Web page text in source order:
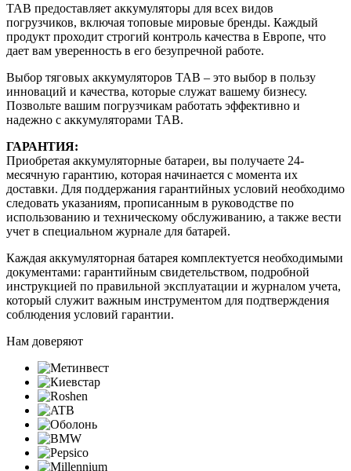
TAB предоставляет аккумуляторы для всех видов
погрузчиков, включая топовые мировые бренды. Каждый
продукт проходит строгий контроль качества в Европе, что
дает вам уверенность в его безупречной работе.
Выбор тяговых аккумуляторов TAB – это выбор в пользу
инноваций и качества, которые служат вашему бизнесу.
Позвольте вашим погрузчикам работать эффективно и
надежно с аккумуляторами TAB.
ГАРАНТИЯ:
Приобретая аккумуляторные батареи, вы получаете 24-
месячную гарантию, которая начинается с момента их
доставки. Для поддержания гарантийных условий необходимо
следовать указаниям, прописанным в руководстве по
использованию и техническому обслуживанию, а также вести
учет в специальном журнале для батарей.
Каждая аккумуляторная батарея комплектуется необходимыми
документами: гарантийным свидетельством, подробной
инструкцией по правильной эксплуатации и журналом учета,
который служит важным инструментом для подтверждения
соблюдения условий гарантии.
Нам доверяют